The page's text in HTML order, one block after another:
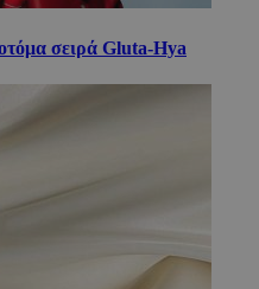
σειρά Gluta-Hya